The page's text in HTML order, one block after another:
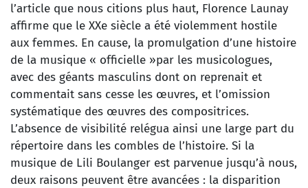
l’article que nous citions plus haut, Florence Launay
affirme que le XXe siècle a été violemment hostile
aux femmes. En cause, la promulgation d’une histoire
de la musique « officielle »par les musicologues,
avec des géants masculins dont on reprenait et
commentait sans cesse les œuvres, et l’omission
systématique des œuvres des compositrices.
L’absence de visibilité relégua ainsi une large part du
répertoire dans les combles de l’histoire. Si la
musique de Lili Boulanger est parvenue jusqu’à nous,
deux raisons peuvent être avancées : la disparition